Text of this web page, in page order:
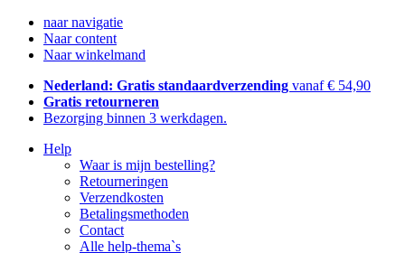
naar navigatie
Naar content
Naar winkelmand
Nederland: Gratis standaardverzending vanaf € 54,90
Gratis retourneren
Bezorging binnen 3 werkdagen.
Help
Waar is mijn bestelling?
Retourneringen
Verzendkosten
Betalingsmethoden
Contact
Alle help-thema`s